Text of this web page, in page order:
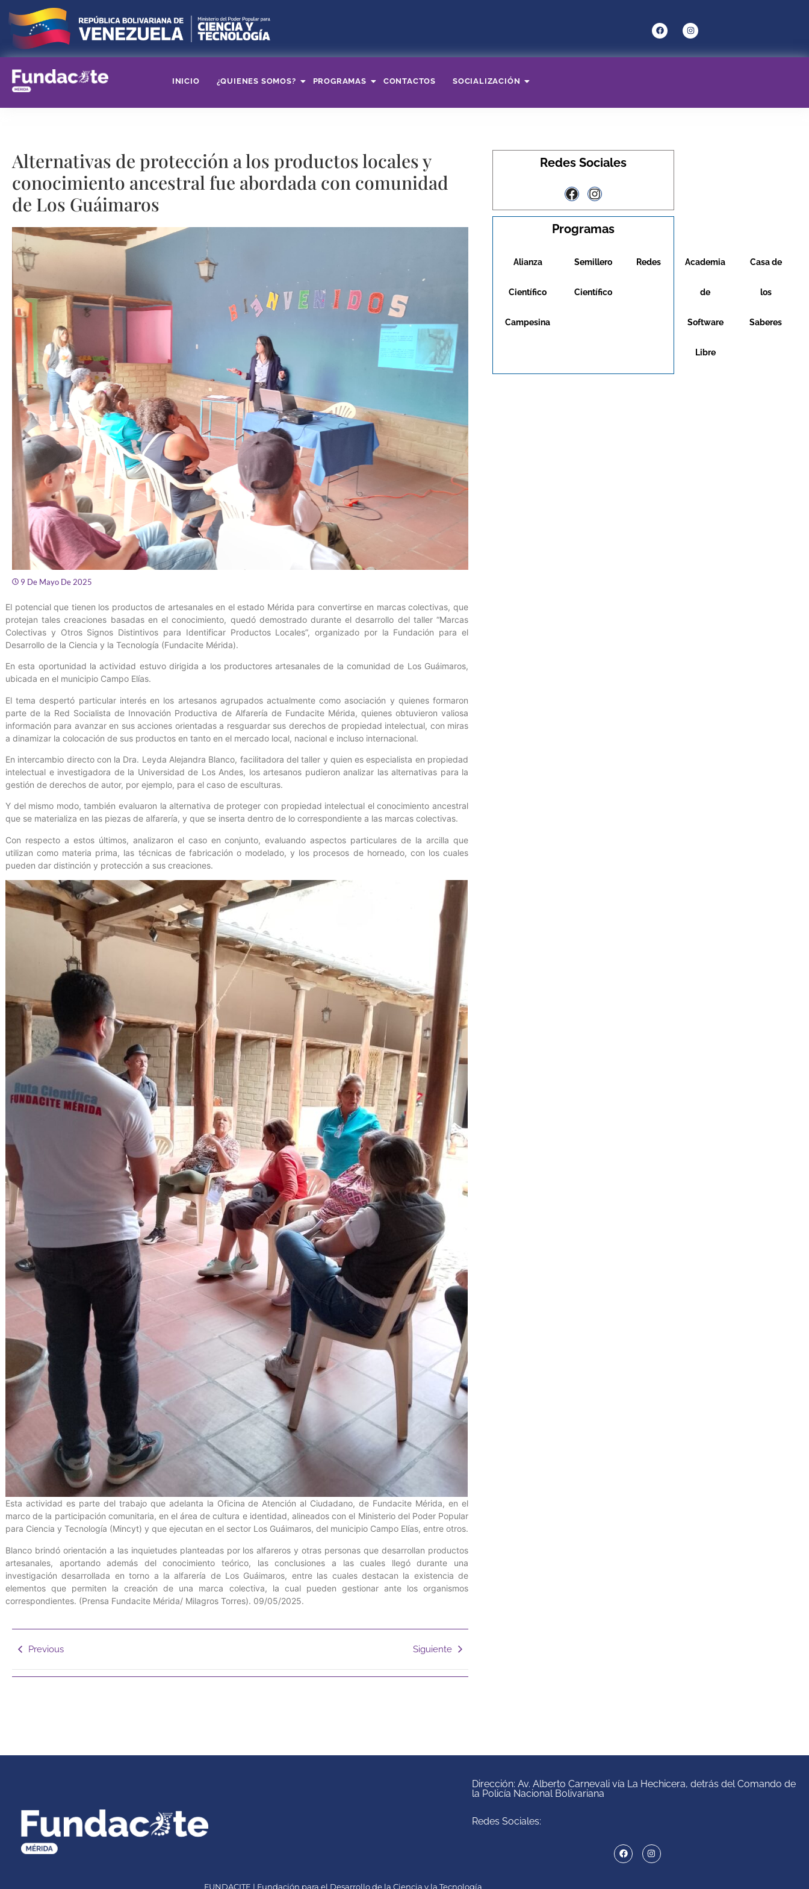
INICIO ¿QUIENES SOMOS? PROGRAMAS CONTACTOS SOCIALIZACIÓN
Alternativas de protección a los productos locales y
conocimiento ancestral fue abordada con comunidad
de Los Guáimaros
9 De Mayo De 2025
El potencial que tienen los productos de artesanales en el estado Mérida para convertirse en marcas colectivas, que
protejan tales creaciones basadas en el conocimiento, quedó demostrado durante el desarrollo del taller “Marcas
Colectivas y Otros Signos Distintivos para Identificar Productos Locales”, organizado por la Fundación para el
Desarrollo de la Ciencia y la Tecnología (Fundacite Mérida).
En esta oportunidad la actividad estuvo dirigida a los productores artesanales de la comunidad de Los Guáimaros,
ubicada en el municipio Campo Elías.
El tema despertó particular interés en los artesanos agrupados actualmente como asociación y quienes formaron
parte de la Red Socialista de Innovación Productiva de Alfarería de Fundacite Mérida, quienes obtuvieron valiosa
información para avanzar en sus acciones orientadas a resguardar sus derechos de propiedad intelectual, con miras
a dinamizar la colocación de sus productos en tanto en el mercado local, nacional e incluso internacional.
En intercambio directo con la Dra. Leyda Alejandra Blanco, facilitadora del taller y quien es especialista en propiedad
intelectual e investigadora de la Universidad de Los Andes, los artesanos pudieron analizar las alternativas para la
gestión de derechos de autor, por ejemplo, para el caso de esculturas.
Y del mismo modo, también evaluaron la alternativa de proteger con propiedad intelectual el conocimiento ancestral
que se materializa en las piezas de alfarería, y que se inserta dentro de lo correspondiente a las marcas colectivas.
Con respecto a estos últimos, analizaron el caso en conjunto, evaluando aspectos particulares de la arcilla que
utilizan como materia prima, las técnicas de fabricación o modelado, y los procesos de horneado, con los cuales
pueden dar distinción y protección a sus creaciones.
Esta actividad es parte del trabajo que adelanta la Oficina de Atención al Ciudadano, de Fundacite Mérida, en el
marco de la participación comunitaria, en el área de cultura e identidad, alineados con el Ministerio del Poder Popular
para Ciencia y Tecnología (Mincyt) y que ejecutan en el sector Los Guáimaros, del municipio Campo Elías, entre otros.
Blanco brindó orientación a las inquietudes planteadas por los alfareros y otras personas que desarrollan productos
artesanales, aportando además del conocimiento teórico, las conclusiones a las cuales llegó durante una
investigación desarrollada en torno a la alfarería de Los Guáimaros, entre las cuales destacan la existencia de
elementos que permiten la creación de una marca colectiva, la cual pueden gestionar ante los organismos
correspondientes. (Prensa Fundacite Mérida/ Milagros Torres). 09/05/2025.
Previous Siguiente
Redes Sociales
Programas
Alianza
Científico
Campesina
Semillero
Científico
Redes Academia
de
Software
Libre
Casa de
los
Saberes
Dirección: Av. Alberto Carnevali vía La Hechicera, detrás del Comando de
la Policía Nacional Bolivariana
Redes Sociales:
FUNDACITE | Fundación para el Desarrollo de la Ciencia y la Tecnología